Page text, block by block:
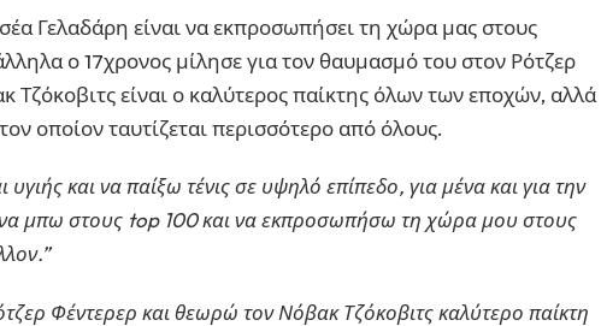
Γελαδάρη είναι να εκπροσωπήσει τη χώρα μας στους
ο 17χρονος μίλησε για τον θαυμασμό του στον Ρότζερ
Τζόκοβιτς είναι ο καλύτερος παίκτης όλων των εποχών, αλλά
οποίον ταυτίζεται περισσότερο από όλους.
και να παίξω τένις σε υψηλό επίπεδο, για μένα και για την
να μπω στους top 100 και να εκπροσωπήσω τη χώρα μου στους
Φέντερερ και θεωρώ τον Νόβακ Τζόκοβιτς καλύτερο παίκτη